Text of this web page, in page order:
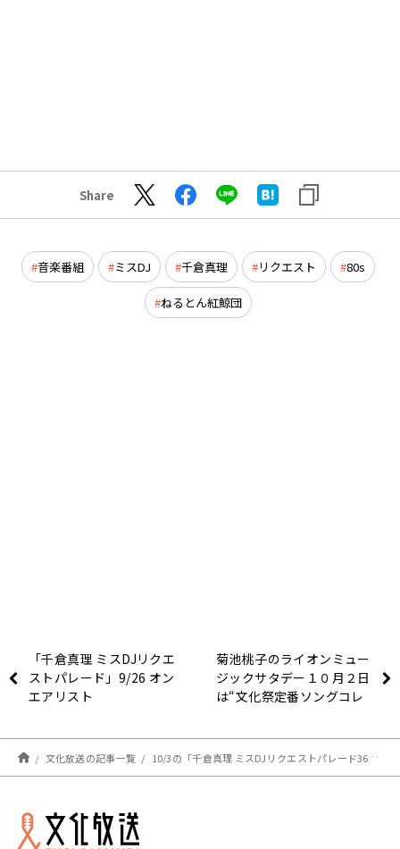
Share
音楽番組 ミスDJ 千倉真理 リクエスト 80s
ねるとん紅鯨団
「千倉真理 ミスDJリクエ
ストパレード」9/26 オン
エアリスト
菊池桃子のライオンミュー
ジックサタデー１０月２日
は“文化祭定番ソングコレ
文化放送の記事一覧 10/3の「千倉真理 ミスDJリクエストパレード360」予告